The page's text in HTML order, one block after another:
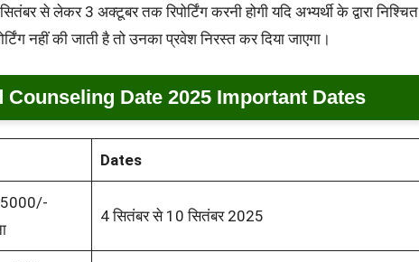
से लेकर 3 अक्टूबर तक रिपोर्टिंग करनी होगी यदि अभ्यर्थी के द्वारा निश्चित
नहीं की जाती है तो उनका प्रवेश निरस्त कर दिया जाएगा।
Counseling Date 2025 Important Dates
Dates
5000/-
4 सितंबर से 10 सितंबर 2025